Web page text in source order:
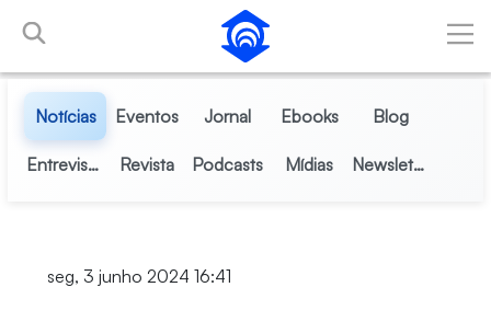
Pular para o Conteúdo principal
Notícias Eventos Jornal Ebooks Blog
Entrevistas Revista Podcasts Mídias Newsletter
seg, 3 junho 2024 16:41